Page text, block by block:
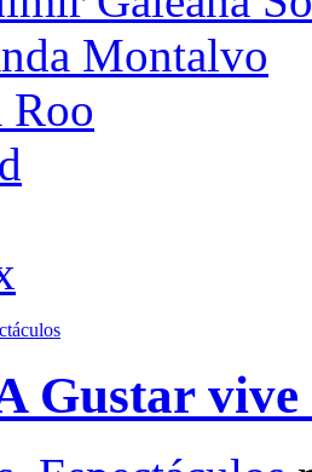
Montalvo
Roo
Gustar